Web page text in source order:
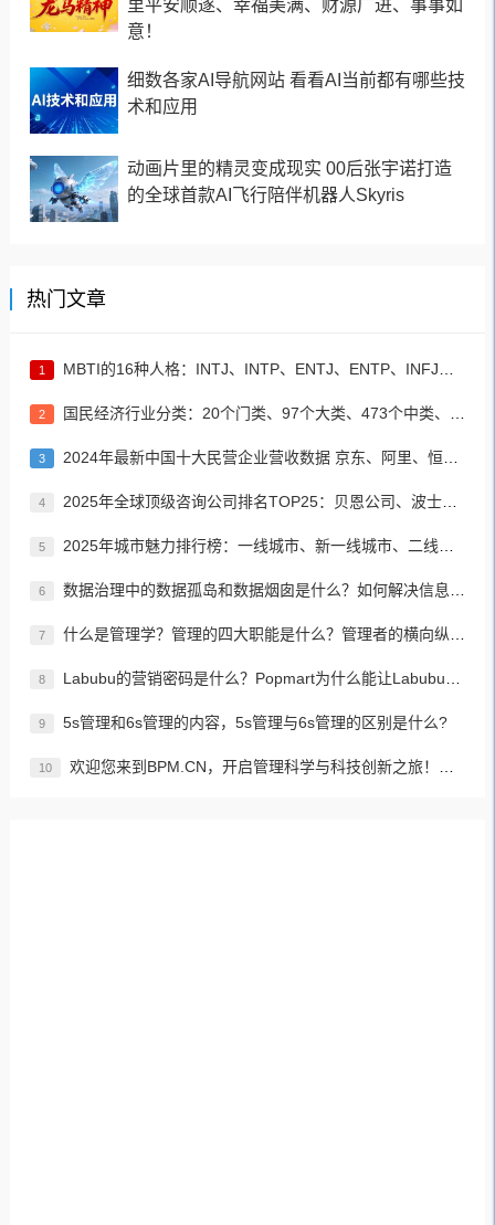
里平安顺遂、幸福美满、财源广进、事事如
意！
细数各家AI导航网站 看看AI当前都有哪些技
术和应用
动画片里的精灵变成现实 00后张宇诺打造
的全球首款AI飞行陪伴机器人Skyris
热门文章
1 MBTI的16种人格：INTJ、INTP、ENTJ、ENTP、INFJ、INFP、ENFJ、ENFP、ISTJ、ISFJ、ESTJ、ESFJ、ISTP、ISFP、ESTP、ESFP
2 国民经济行业分类：20个门类、97个大类、473个中类、1382个小类
3 2024年最新中国十大民营企业营收数据 京东、阿里、恒力集团居前三名
4 2025年全球顶级咨询公司排名TOP25：贝恩公司、波士顿咨询、麦肯锡公司等
5 2025年城市魅力排行榜：一线城市、新一线城市、二线城市、三线城市、四线城市、五线城市名单
6 数据治理中的数据孤岛和数据烟囱是什么？如何解决信息孤岛的问题？
7 什么是管理学？管理的四大职能是什么？管理者的横向纵向分类？如何进行有效、高效的管理？
8 Labubu的营销密码是什么？Popmart为什么能让Labubu爆火成为顶流潮玩？
9 5s管理和6s管理的内容，5s管理与6s管理的区别是什么?
10 欢迎您来到BPM.CN，开启管理科学与科技创新之旅！先来认识下BPM是什么吧！